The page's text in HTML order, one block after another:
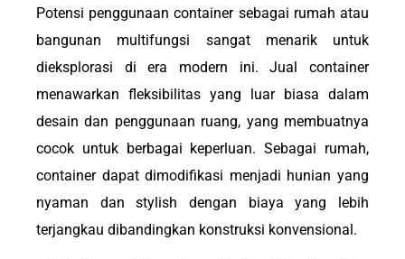
Potensi penggunaan container sebagai rumah atau
bangunan multifungsi sangat menarik untuk
dieksplorasi di era modern ini. Jual container
menawarkan fleksibilitas yang luar biasa dalam
desain dan penggunaan ruang, yang membuatnya
cocok untuk berbagai keperluan. Sebagai rumah,
container dapat dimodifikasi menjadi hunian yang
nyaman dan stylish dengan biaya yang lebih
terjangkau dibandingkan konstruksi konvensional.